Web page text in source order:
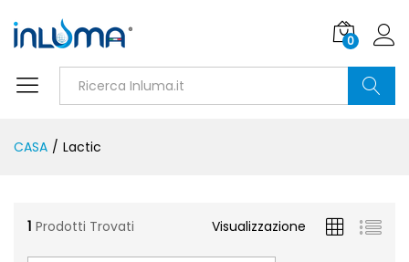
0
CASA / Lactic
1 Prodotti Trovati Visualizzazione